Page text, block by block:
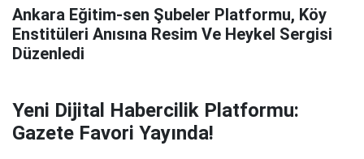
Ankara Eğitim-sen Şubeler Platformu, Köy
Enstitüleri Anısına Resim Ve Heykel Sergisi
Düzenledi
Yeni Dijital Habercilik Platformu:
Gazete Favori Yayında!